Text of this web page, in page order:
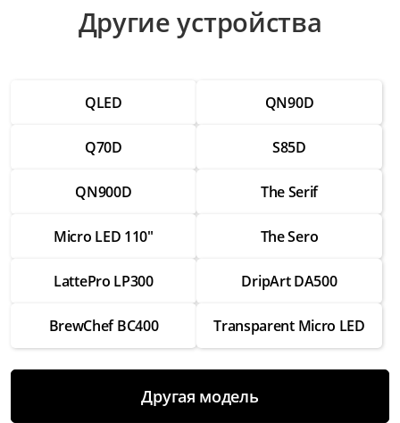
от 3 000 ₽
Ремонт блока питания
от 3 000 ₽
от 2 500 ₽
Замена Wi-Fi модуля
Замена экрана
Замена разъемов HDMI
Другие устройства
QLED QN90D
Q70D S85D
QN900D The Serif
Micro LED 110" The Sero
LattePro LP300 DripArt DA500
BrewChef BC400 Transparent Micro LED
Другая модель